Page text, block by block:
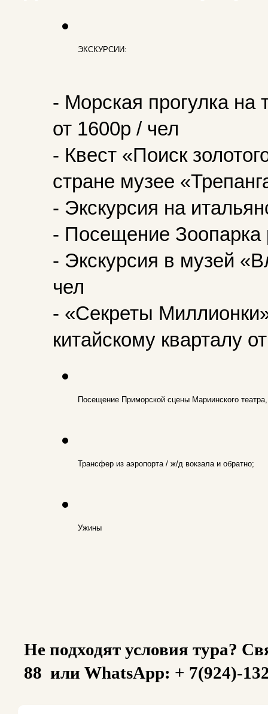
ЭКСКУРСИИ:
- Морская прогулка на
от 1600р / чел
- Квест «Поиск
стране музее
- Экскурсия на
- Посещение Зоопарка
- Экскурсия в музей
чел
- «Секреты
китайскому кварталу
Посещение Приморской сцены Мариинского
Трансфер из аэропорта / ж/д вокзала и обратно;
Ужины
Не подходят условия тура?
88 или WhatsApp: + 7(924)-